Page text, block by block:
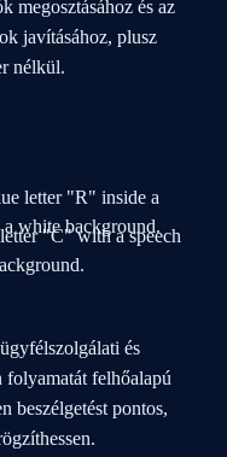
megosztásához és az
javításához, plusz
nélkül.
és
folyamatát felhőalapú
beszélgetést pontos,